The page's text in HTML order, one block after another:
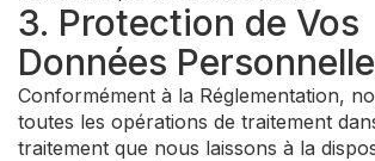
3. Protection de Vos
Données
Conformément à la Réglementation,
toutes les opérations de traitement
traitement que nous laissons à la